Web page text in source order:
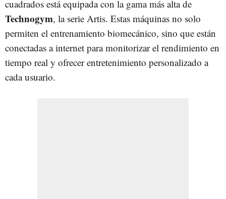
cuadrados está equipada con la gama más alta de
Technogym, la serie Artis. Estas máquinas no solo
permiten el entrenamiento biomecánico, sino que están
conectadas a internet para monitorizar el rendimiento en
tiempo real y ofrecer entretenimiento personalizado a
cada usuario.